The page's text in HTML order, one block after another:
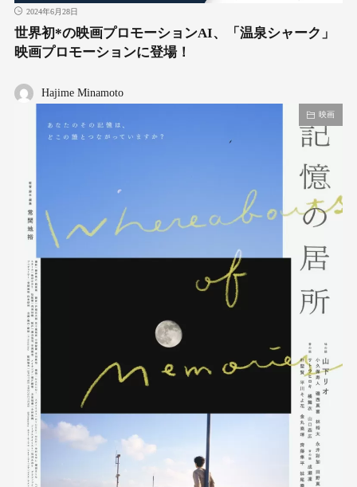
2024年6月28日
世界初*の映画プロモーションAI、「温泉シャーク」
映画プロモーションに登場！
Hajime Minamoto
映画